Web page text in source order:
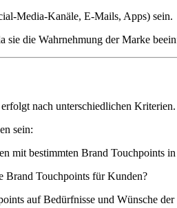
Media-Kanäle, E-Mails, Apps) sein.
sie die Wahrnehmung der Marke
nach unterschiedlichen
sein:
mit bestimmten Brand Touchpoints
Brand Touchpoints für Kunden?
auf Bedürfnisse und Wünsche